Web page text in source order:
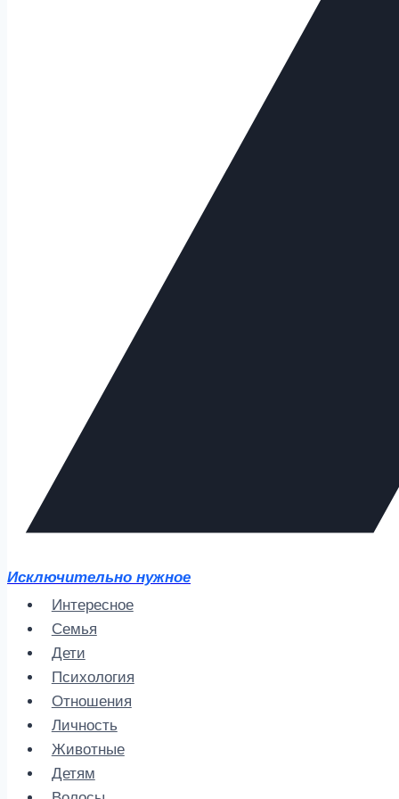
Исключительно нужное
Интересное
Семья
Дети
Психология
Отношения
Личность
Животные
Детям